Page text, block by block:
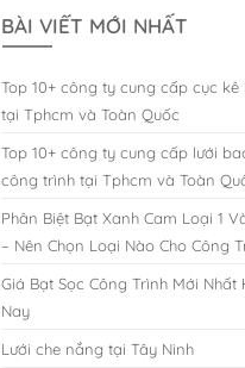
BÀI VIẾT MỚI NHẤT
Top 10+ công ty cung cấp cục kê
tại Tphcm và Toàn Quốc
Top 10+ công ty cung cấp lưới
công trình tại Tphcm và Toàn
Phân Biệt Bạt Xanh Cam Loại 1
– Nên Chọn Loại Nào Cho Công
Giá Bạt Sọc Công Trình Mới Nhất
Nay
Lưới che nắng tại Tây Ninh